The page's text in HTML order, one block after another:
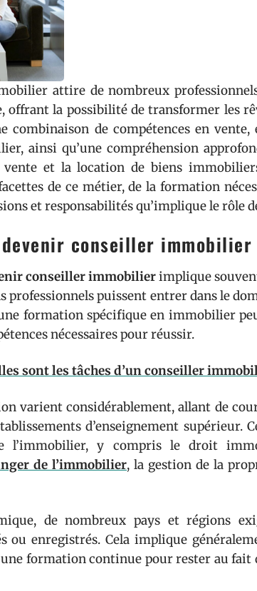
attire de nombreux
offrant la possibilité de transformer les
combinaison de compétences en
ainsi qu’une compréhension
vente et la location de biens
de ce métier, de la formation
et responsabilités qu’implique le rôle
conseiller immobilier
conseiller immobilierimplique
professionnels puissent entrer dans le
formation spécifique en immobilier
nécessaires pour réussir.
sont les tâches d’un conseiller
varient considérablement, allant de
d’enseignement supérieur.
l’immobilier, y compris le droit
de l’immobilier, la gestion de la
de nombreux pays et régions
enregistrés. Cela implique
une formation continue pour rester au